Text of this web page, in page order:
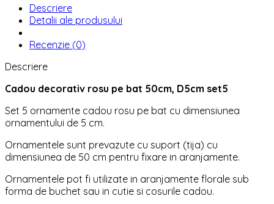
Descriere
Detalii ale produsului
Recenzie (0)
Descriere
Cadou decorativ rosu pe bat 50cm, D5cm set5
Set 5 ornamente cadou rosu pe bat cu dimensiunea
ornamentului de 5 cm.
Ornamentele sunt prevazute cu suport (tija) cu
dimensiunea de 50 cm pentru fixare in aranjamente.
Ornamentele pot fi utilizate in aranjamente florale sub
forma de buchet sau in cutie si cosurile cadou.